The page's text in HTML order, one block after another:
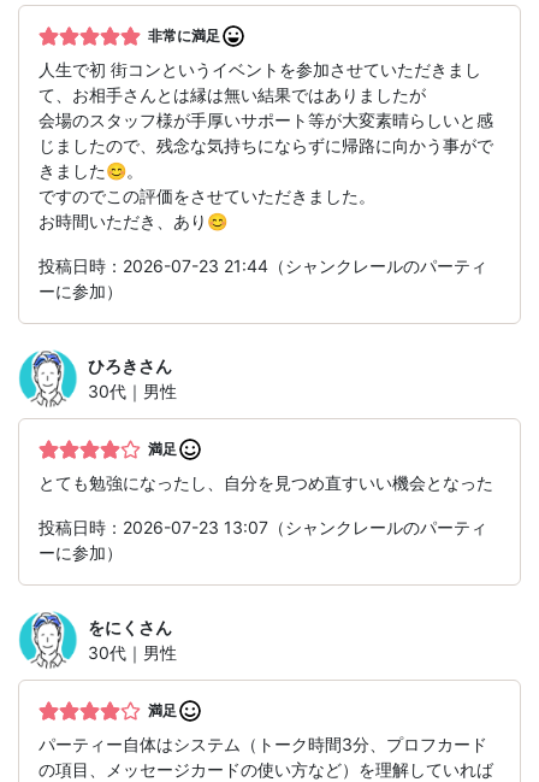
非常に満足
人生で初 街コンというイベントを参加させていただきまし
て、お相手さんとは縁は無い結果ではありましたが
会場のスタッフ様が手厚いサポート等が大変素晴らしいと感
じましたので、残念な気持ちにならずに帰路に向かう事がで
きました😊。
ですのでこの評価をさせていただきました。
お時間いただき、あり😊
投稿日時：2026-07-23 21:44（シャンクレールのパーティ
ーに参加）
ひろきさん
30代｜男性
満足
とても勉強になったし、自分を見つめ直すいい機会となった
投稿日時：2026-07-23 13:07（シャンクレールのパーティ
ーに参加）
をにく さん
30代｜男性
満足
パーティー自体はシステム（トーク時間3分、プロフカード
の項目、メッセージカードの使い方など）を理解していれば